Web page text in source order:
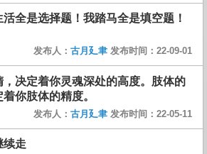
全是选择题！我踏马全是填空题！
发布人： 古月廴聿 发布时间：22-09-01
，决定着你灵魂深处的高度。肢体的
你肢体的精度。
发布人： 古月廴聿 发布时间：22-05-11
续走